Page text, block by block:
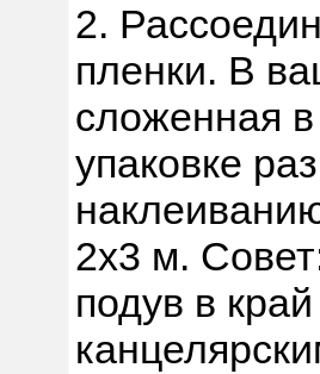
2.
пленки. В
сложенная
упаковке
2х3 м.
подув в